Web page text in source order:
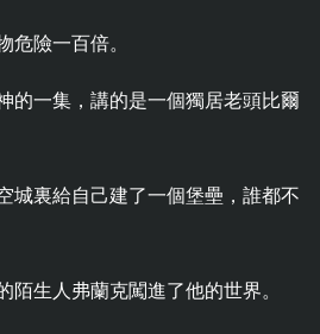
危險一百倍。
的一集，講的是一個獨居老頭比爾
城裏給自己建了一個堡壘，誰都不
陌生人弗蘭克闖進了他的世界。